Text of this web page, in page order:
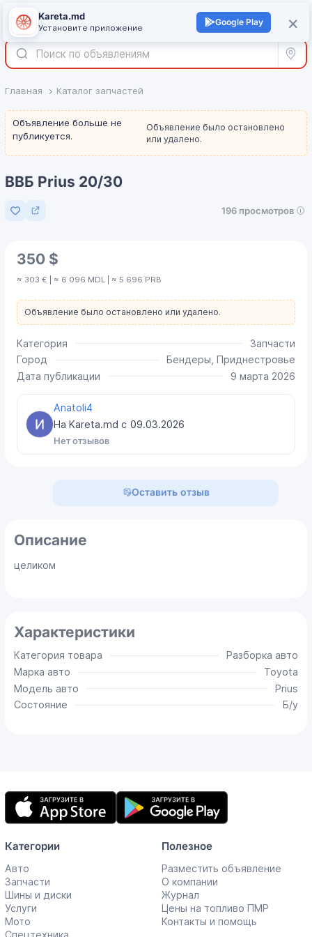
Войти +
Все
Главная Каталог запчастей
Объявление больше не
публикуется.
Объявление было остановлено
или удалено.
ВВБ Prius 20/30
Добавить в избранное
196 просмотров
350 $
≈ 303 € | ≈ 6 096 MDL | ≈ 5 696 PRB
Объявление было остановлено или удалено.
Категория
Запчасти
Город
Бендеры, Приднестровье
Дата публикации
9 марта 2026
Anatoli4
На Kareta.md с 09.03.2026
Нет отзывов
Оставить отзыв
Описание
целиком
Характеристики
Категория товара
Разборка авто
Марка авто
Toyota
Модель авто
Prius
Состояние
Б/у
×
Kareta.md
Установите приложение
Google Play
Мобильное
приложение
Категории
Авто
Запчасти
Шины и диски
Услуги
Мото
Полезное
Разместить объявление
О компании
Журнал
Цены на топливо ПМР
Контакты и помощь